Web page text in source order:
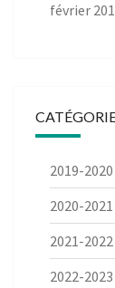
février
2019-2020
2020-2021
2021-2022
2022-2023